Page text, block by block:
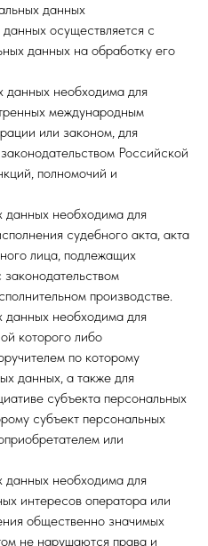
данных
осуществляется с
данных на обработку его
данных необходима для
международным
или законом, для
Российской
полномочий и
данных необходима для
судебного акта, акта
лица, подлежащих
производстве.
данных необходима для
которого либо
по которому
данных, а также для
субъекта персональных
субъект персональных
или
данных необходима для
интересов оператора или
общественно значимых
не нарушаются права и